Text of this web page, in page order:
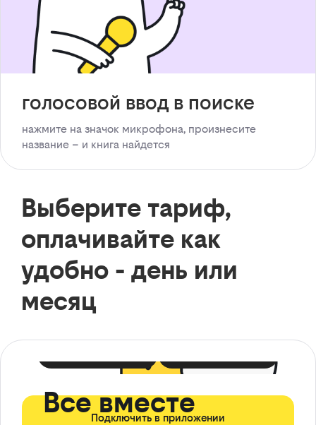
голосовой ввод в поиске
нажмите на значок микрофона, произнесите
название – и книга найдется
Выберите тариф,
оплачивайте как
удобно - день или
месяц
Все вместе
Подключить в приложении